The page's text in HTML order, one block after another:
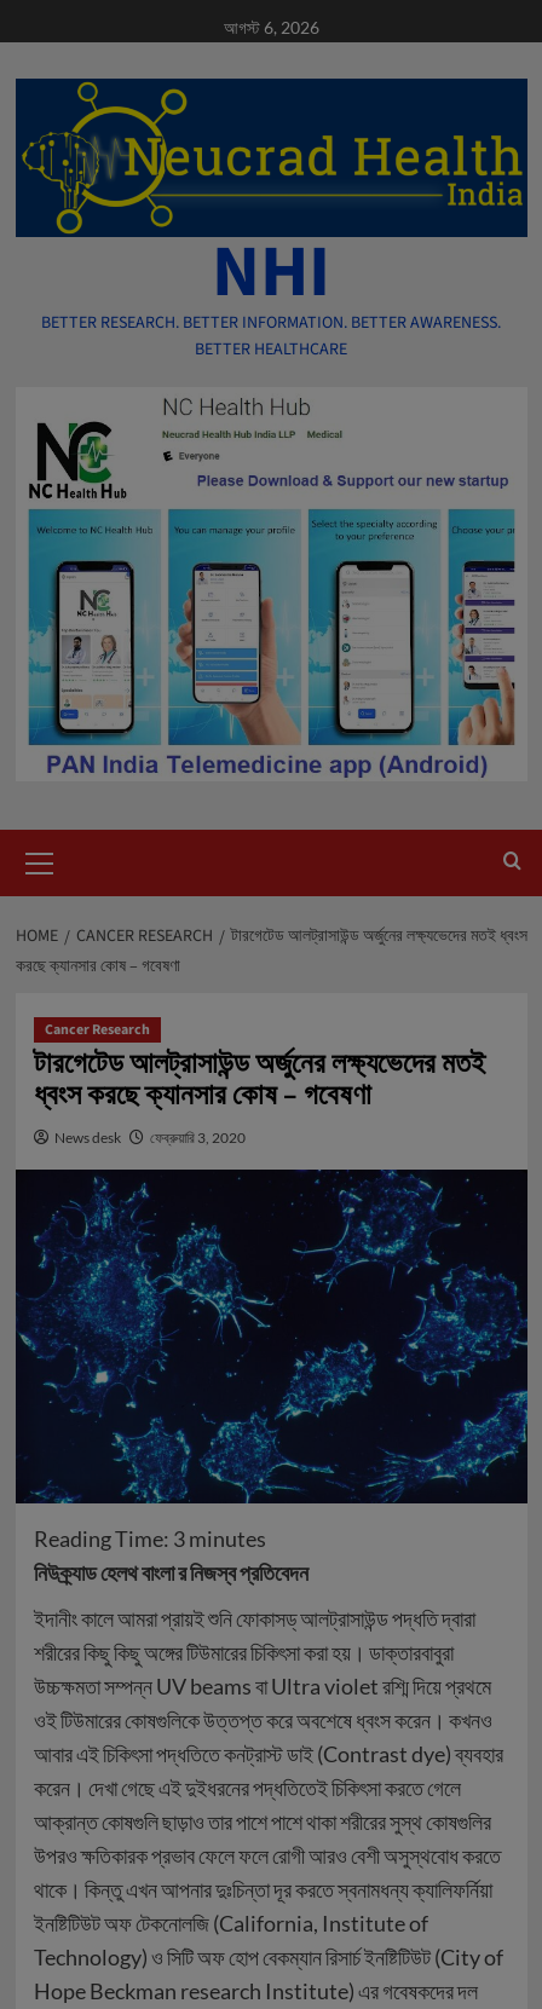
to
content
আগস্ট 6, 2026
NHI
BETTER RESEARCH. BETTER INFORMATION. BETTER AWARENESS.
BETTER HEALTHCARE
Menu
HOME CANCER RESEARCH
টারগেটেড আলট্রাসাউন্ড অর্জুনের লক্ষ্যভেদের মতই ধ্বংস
করছে ক্যানসার কোষ – গবেষণা
Cancer Research
টারগেটেড আলট্রাসাউন্ড অর্জুনের লক্ষ্যভেদের মতই
ধ্বংস করছে ক্যানসার কোষ – গবেষণা
News desk ফেব্রুয়ারি 3, 2020
Reading Time: 3 minutes
নিউক্র্যাড হেলথ বাংলা র নিজস্ব প্রতিবেদন
ইদানীং কালে আমরা প্রায়ই শুনি ফোকাসড্‌ আলট্রাসাউন্ড পদ্ধতি দ্বারা
শরীরের কিছু কিছু অঙ্গের টিউমারের চিকিৎসা করা হয়। ডাক্তারবাবুরা
উচ্চক্ষমতা সম্পন্ন UV beams বা Ultra violet রশ্মি দিয়ে প্রথমে
ওই টিউমারের কোষগুলিকে উত্তপ্ত করে অবশেষে ধ্বংস করেন। কখনও
আবার এই চিকিৎসা পদ্ধতিতে কনট্রাস্ট ডাই (Contrast dye) ব্যবহার
করেন। দেখা গেছে এই দুইধরনের পদ্ধতিতেই চিকিৎসা করতে গেলে
আক্রান্ত কোষগুলি ছাড়াও তার পাশে পাশে থাকা শরীরের সুস্থ কোষগুলির
উপরও ক্ষতিকারক প্রভাব ফেলে ফলে রোগী আরও বেশী অসুস্থবোধ করতে
থাকে। কিন্তু এখন আপনার দুঃচিন্তা দূর করতে স্বনামধন্য ক্যালিফর্নিয়া
ইনষ্টিটিউট অফ টেকনোলজি (California, Institute of
Technology) ও সিটি অফ হোপ বেকম্যান রিসার্চ ইনষ্টিটিউট (City of
Hope Beckman research Institute) এর গবেষকদের দল